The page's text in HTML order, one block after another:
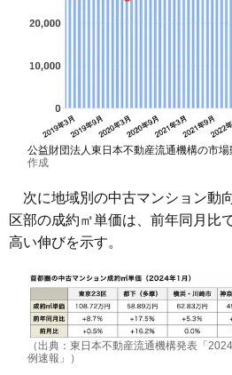
公益財団法人東日本不動産流通機構の市場
作成
次に地域別の中古マンション動
区部の成約㎡単価は、前年同月比
高い伸びを示す。
（出典：東日本不動産流通機構発表「
例速報」）